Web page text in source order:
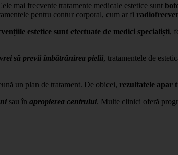
mai frecvente tratamente medicale estetice sunt
pentru contur corporal, cum ar fi
estetice sunt efectuate de medici specialiști,
vrei să previi îmbătrânirea pielii, tratamentele de
un plan de tratament. De obicei, rezultatele apar
sau în apropierea centrului. Multe clinici oferă